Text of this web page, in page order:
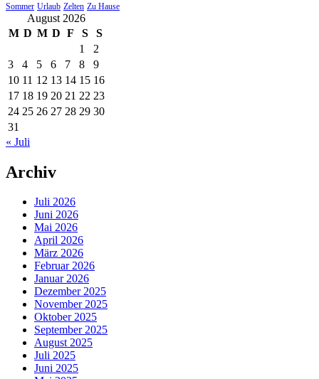
Sommer Urlaub Zelten Zu Hause
August 2026
M D M D F S
S
1
2
3
4 5 6 7 8
9
10 11 12 13 14 15 16
17 18 19 20 21 22 23
24 25 26 27 28 29 30
31
« Juli
Archiv
Juli 2026
Juni 2026
Mai 2026
April 2026
März 2026
Februar 2026
Januar 2026
Dezember 2025
November 2025
Oktober 2025
September 2025
August 2025
Juli 2025
Juni 2025